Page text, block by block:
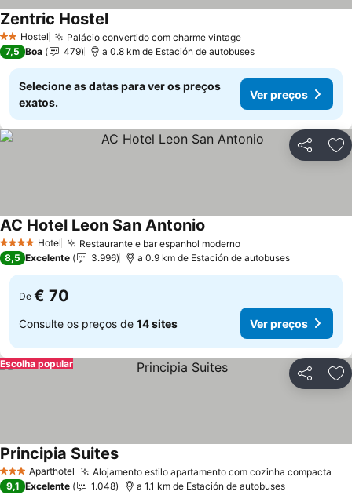
2 Estrelas
Hostel Palácio convertido com charme vintageVer preços
Zentric HostelVer preços
7,5 Boa 479 a 0.8 km de Estación de autobuses
Selecione as datas para ver os preços
exatos.
Ver preços
Partilhar
4 EstrelasHotel Restaurante e bar espanhol modernoVer preços
AC Hotel Leon San Antonio
8,5 Excelente 3.996 a 0.9 km de Estación de autobuses
De € 70
Consulte os preços de 14 sites Ver preços
Partilhar
Escolha popular
3 EstrelasAparthotel Alojamento estilo apartamento com cozinha compacta
Principia SuitesVer preços
9,1 Excelente 1.048 a 1.1 km de Estación de autobuses